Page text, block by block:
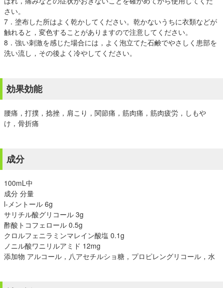
さい。
7．塗布した所はよく乾かしてください。乾かないうちに衣類などが
触れると，変色することがありますので注意してください。
8．強い刺激を感じた場合には，よく泡立てた石鹸でやさしく患部を
洗い流し，その後よく冷やしてください。
効果効能
腰痛，打撲，捻挫，肩こり，関節痛，筋肉痛，筋肉疲労，しもや
け，骨折痛
成分
100mL中
成分 分量
l-メントール 6g
サリチル酸グリコール 3g
酢酸トコフェロール 0.5g
クロルフェニラミンマレイン酸塩 0.1g
ノニル酸ワニリルアミド 12mg
添加物 アルコール，八アセチルショ糖，プロピレングリコール，水